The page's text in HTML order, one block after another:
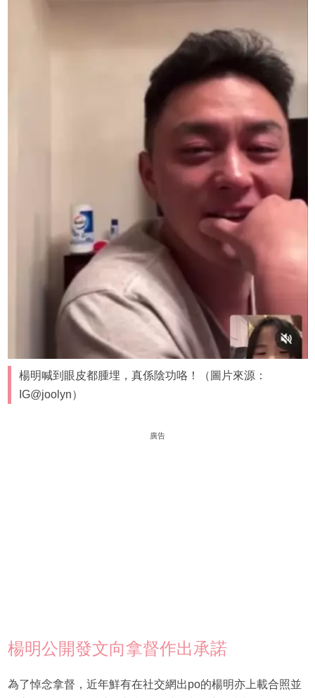
楊明喊到眼皮都腫埋，真係陰功咯！（圖片來源：
IG@joolyn）
廣告
楊明公開發文向拿督作出承諾
為了悼念拿督，近年鮮有在社交網出po的楊明亦上載合照並